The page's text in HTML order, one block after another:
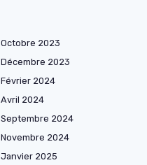
Octobre 2023
Décembre 2023
Février 2024
Avril 2024
Septembre 2024
Novembre 2024
Janvier 2025